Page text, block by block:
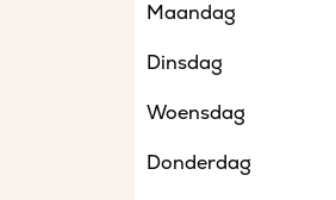
Maandag
Dinsdag
Woensdag
Donderdag